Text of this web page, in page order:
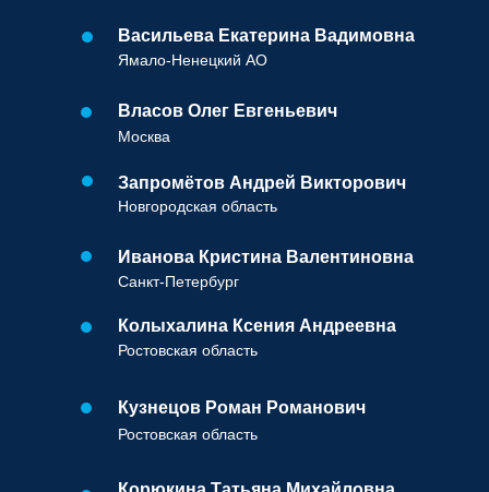
Васильева Екатерина Вадимовна
Ямало-Ненецкий АО
Власов Олег Евгеньевич
Москва
Запромётов Андрей Викторович
Новгородская область
Иванова Кристина Валентиновна
Санкт-Петербург
Колыхалина Ксения Андреевна
Ростовская область
Кузнецов Роман Романович
Ростовская область